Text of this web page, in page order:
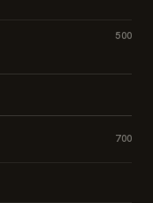
500
700